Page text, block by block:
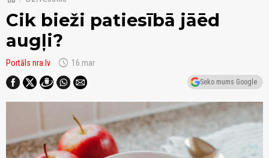
Cik bieži patiesībā jāēd
augļi?
Portāls nra.lv schedule 16.mar
Seko mums Google